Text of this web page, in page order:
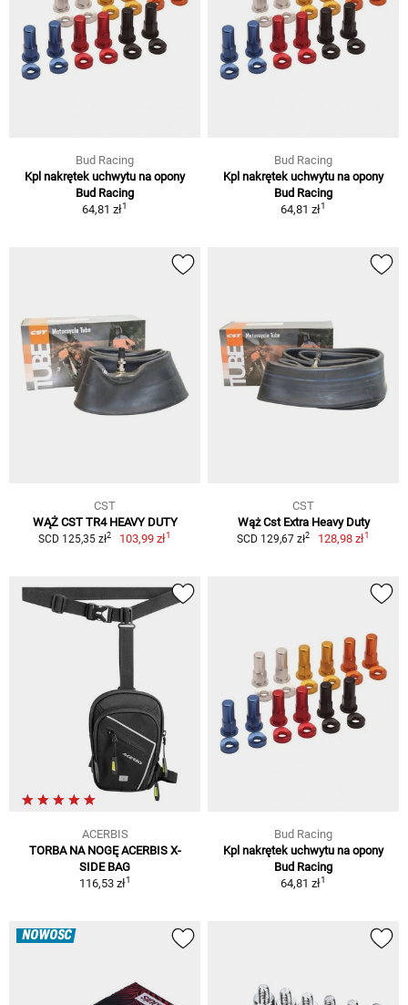
Bud Racing
Kpl nakrętek uchwytu na opony
Bud Racing
64,81 zł1
Bud Racing
Kpl nakrętek uchwytu na opony
Bud Racing
64,81 zł1
CST
WĄŻ CST TR4 HEAVY DUTY
SCD 125,35 zł2 103,99 zł1
CST
Wąż Cst Extra Heavy Duty
SCD 129,67 zł2 128,98 zł1
ACERBIS
TORBA NA NOGĘ ACERBIS X-
SIDE BAG
116,53 zł1
Bud Racing
Kpl nakrętek uchwytu na opony
Bud Racing
64,81 zł1
NOWOŚĆ